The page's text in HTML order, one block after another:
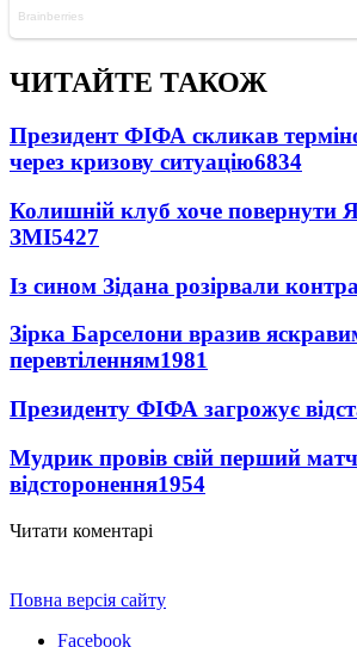
ЧИТАЙТЕ ТАКОЖ
Президент ФІФА скликав
через кризову ситуацію6834
Колишній клуб хоче повернути
ЗМІ5427
Із сином Зідана розірвали
Зірка Барселони вразив
перевтіленням1981
Президенту ФІФА загрожує
Мудрик провів свій перший матч
відсторонення1954
Читати коментарі
Повна версія сайту
Facebook